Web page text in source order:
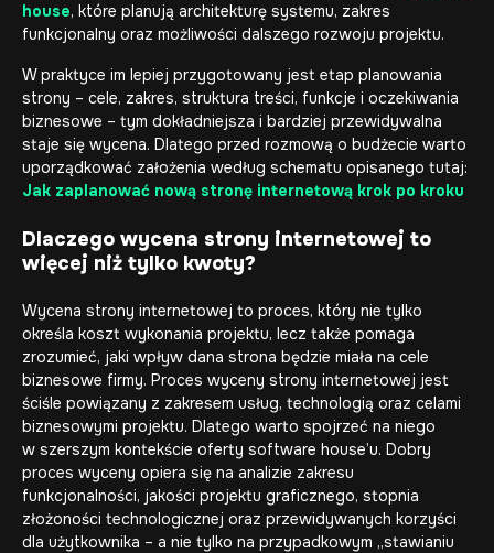
house, które planują architekturę systemu, zakres
funkcjonalny oraz możliwości dalszego rozwoju projektu.
W praktyce im lepiej przygotowany jest etap planowania
strony – cele, zakres, struktura treści, funkcje i oczekiwania
biznesowe – tym dokładniejsza i bardziej przewidywalna
staje się wycena. Dlatego przed rozmową o budżecie warto
uporządkować założenia według schematu opisanego tutaj:
Jak zaplanować nową stronę internetową krok po kroku
Dlaczego wycena strony internetowej to
więcej niż tylko kwoty?
Wycena strony internetowej to proces, który nie tylko
określa koszt wykonania projektu, lecz także pomaga
zrozumieć, jaki wpływ dana strona będzie miała na cele
biznesowe firmy. Proces wyceny strony internetowej jest
ściśle powiązany z zakresem usług, technologią oraz celami
biznesowymi projektu. Dlatego warto spojrzeć na niego
w szerszym kontekście oferty software house’u. Dobry
proces wyceny opiera się na analizie zakresu
funkcjonalności, jakości projektu graficznego, stopnia
złożoności technologicznej oraz przewidywanych korzyści
dla użytkownika – a nie tylko na przypadkowym „stawianiu